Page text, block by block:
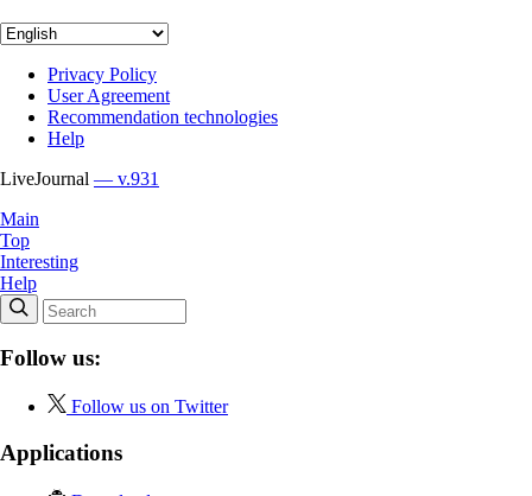
Privacy Policy
User Agreement
Recommendation technologies
Help
LiveJournal — v.931
Main
Top
Interesting
Help
Follow us:
Follow us on Twitter
Applications